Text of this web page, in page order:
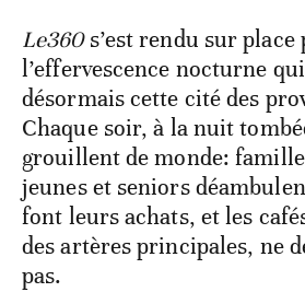
Le360s’est rendu sur
l’effervescence nocturne
désormais cette cité des
Chaque soir, à la nuit
grouillent de monde:
jeunes et seniors
font leurs achats, et les
des artères principales, ne
pas.